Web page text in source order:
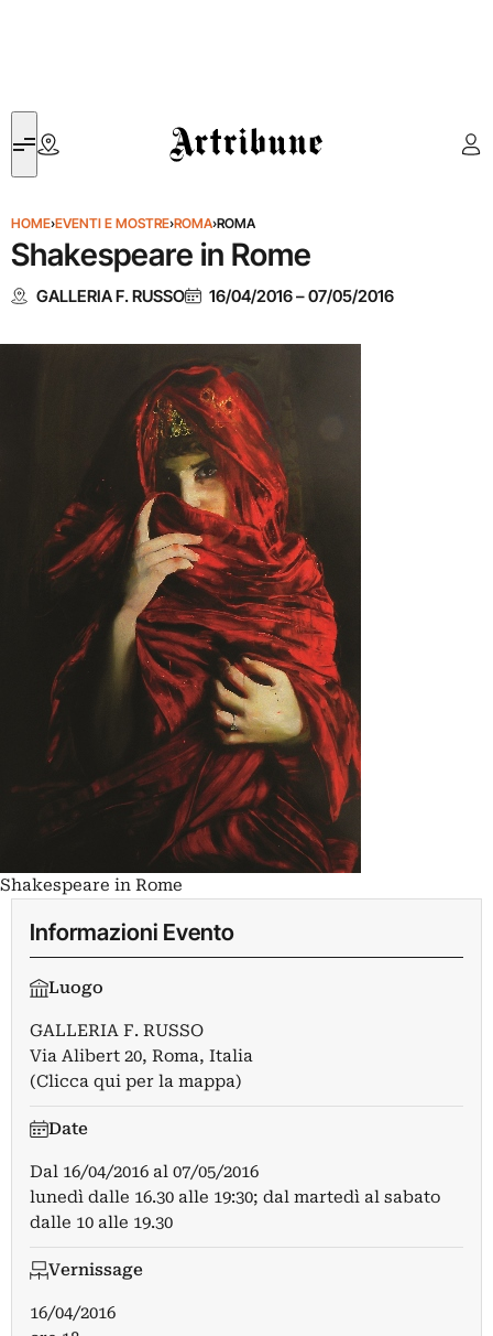
Artribune
HOME›EVENTI E MOSTRE›ROMA›ROMA
Shakespeare in Rome
GALLERIA F. RUSSO 16/04/2016–07/05/2016
Shakespeare in Rome
Informazioni Evento
Luogo
GALLERIA F. RUSSO
Via Alibert 20, Roma, Italia
(Clicca qui per la mappa)
Date
Dal 16/04/2016 al 07/05/2016
lunedì dalle 16.30 alle 19:30; dal martedì al sabato
dalle 10 alle 19.30
Vernissage
16/04/2016